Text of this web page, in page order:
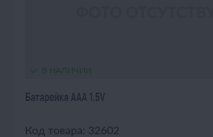
В НАЛИЧИИ
Батарейка AAA 1.5V
Код товара: 32602